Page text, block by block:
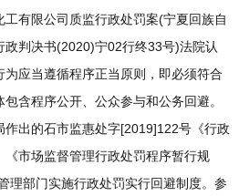
有限公司质监行政处罚案(宁夏回族自
判决书(2020)宁02行终33号)法院认
应当遵循程序正当原则，即必须符合
含程序公开、公众参与和公务回避。
出的石市监惠处字[2019]122号《行政
市场监督管理行政处罚程序暂行规
理部门实施行政处罚实行回避制度。参